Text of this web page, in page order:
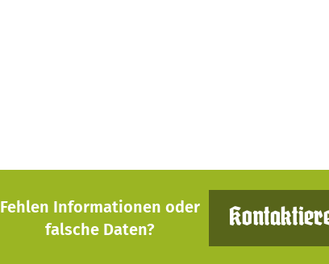
Fehlen Informationen oder
falsche Daten?